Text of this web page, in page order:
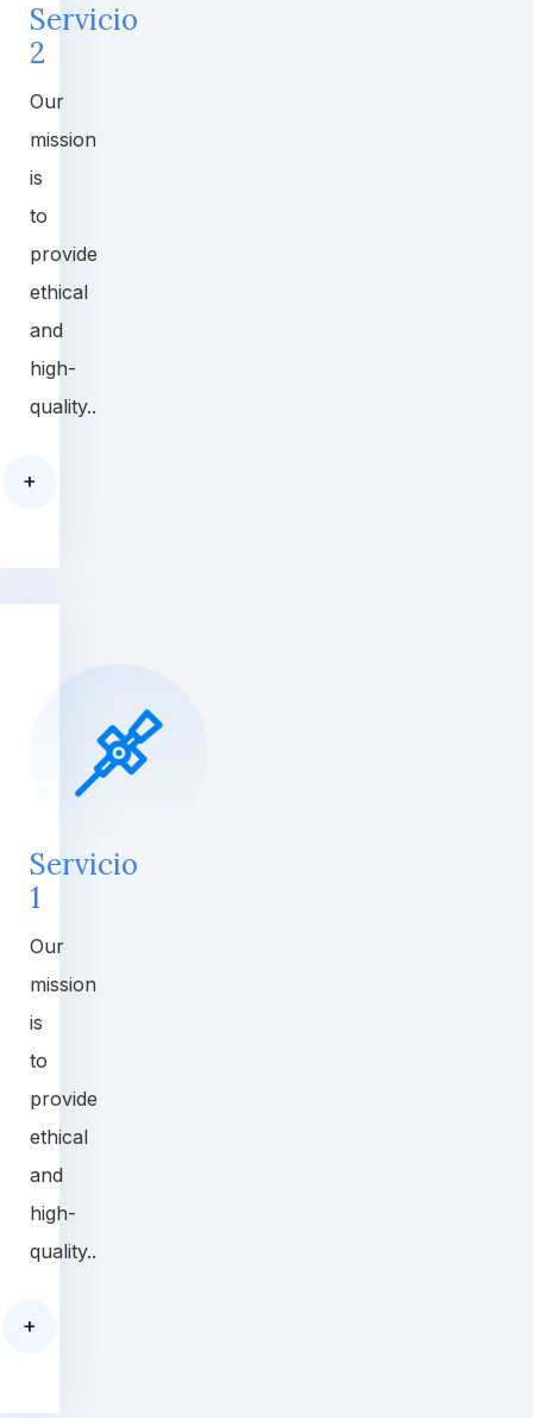
Servicio
2
Our
mission
is
to
provide
ethical
and
high-
quality..
+
Servicio
1
Our
mission
is
to
provide
ethical
and
high-
quality..
+